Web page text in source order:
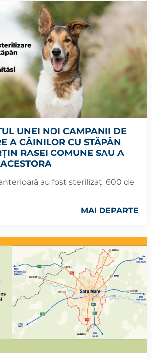
UNEI NOI CAMPANII DE
A CÂINILOR CU STĂPÂN
RASEI COMUNE SAU A
au fost sterilizați 600 de
MAI DEPARTE